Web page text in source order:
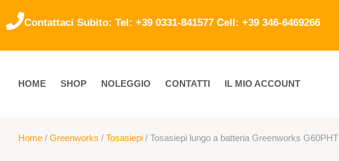
Contattaci Subito: Tel: +39 0331-841577 Cell: +39 346-6469266
HOME SHOP NOLEGGIO CONTATTI IL MIO ACCOUNT
Home / Greenworks / Tosasiepi / Tosasiepi lungo a batteria Greenworks G60PHT